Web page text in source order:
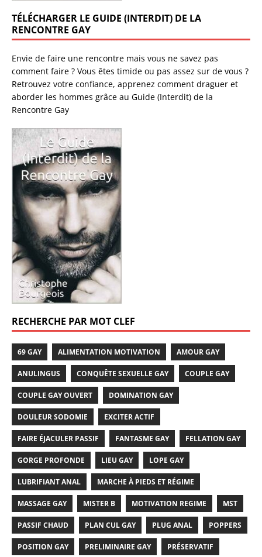
TÉLÉCHARGER LE GUIDE (INTERDIT) DE LA
RENCONTRE GAY
Envie de faire une rencontre mais vous ne savez pas
comment faire ? Vous êtes timide ou pas assez sur de vous ?
Retrouvez votre confiance, apprenez comment draguer et
aborder les hommes grâce au Guide (Interdit) de la
Rencontre Gay
RECHERCHE PAR MOT CLEF
69 GAY ALIMENTATION MOTIVATION AMOUR GAY
ANULINGUS CONQUÊTE SEXUELLE GAY COUPLE GAY
COUPLE GAY OUVERT DOMINATION GAY
DOULEUR SODOMIE EXCITER ACTIF
FAIRE ÉJACULER PASSIF FANTASME GAY FELLATION GAY
GORGE PROFONDE LIEU GAY LOPE GAY
LUBRIFIANT ANAL MARCHE À PIEDS ET RÉGIME
MASSAGE GAY MISTER B MOTIVATION REGIME MST
PASSIF CHAUD PLAN CUL GAY PLUG ANAL POPPERS
POSITION GAY PRELIMINAIRE GAY PRÉSERVATIF